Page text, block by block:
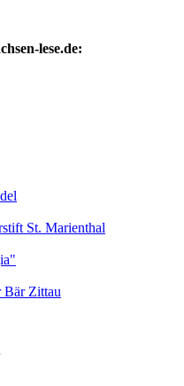
lese.de:
St. Marienthal
Bär Zittau